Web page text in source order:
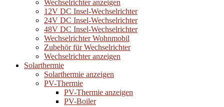
Wechselrichter anzeigen
12V DC Insel-Wechselrichter
24V DC Insel-Wechselrichter
48V DC Insel-Wechselrichter
Wechselrichter Wohnmobil
Zubehör für Wechselrichter
Wechselrichter anzeigen
Solarthermie
Solarthermie anzeigen
PV-Thermie
PV-Thermie anzeigen
PV-Boiler